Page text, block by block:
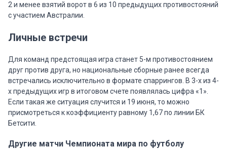
2 и менее взятий ворот в 6 из 10 предыдущих противостояний
с участием Австралии.
Личные встречи
Для команд предстоящая игра станет 5-м противостоянием
друг против друга, но национальные сборные ранее всегда
встречались исключительно в формате спаррингов. В 3-х из 4-
х предыдущих игр в итоговом счете появлялась цифра «1».
Если такая же ситуация случится и 19 июня, то можно
присмотреться к коэффициенту равному 1,67 по линии БК
Бетсити.
Другие матчи Чемпионата мира по футболу